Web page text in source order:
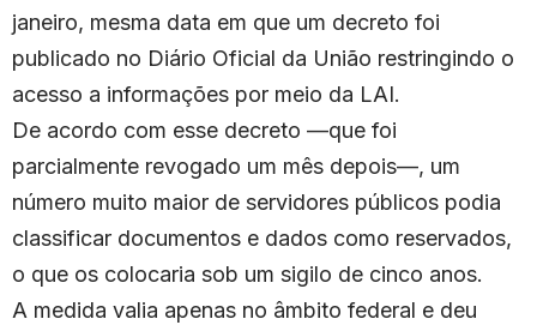
janeiro, mesma data em que um decreto foi
publicado no Diário Oficial da União restringindo o
acesso a informações por meio da LAI.
De acordo com esse decreto —que foi
parcialmente revogado um mês depois—, um
número muito maior de servidores públicos podia
classificar documentos e dados como reservados,
o que os colocaria sob um sigilo de cinco anos.
A medida valia apenas no âmbito federal e deu